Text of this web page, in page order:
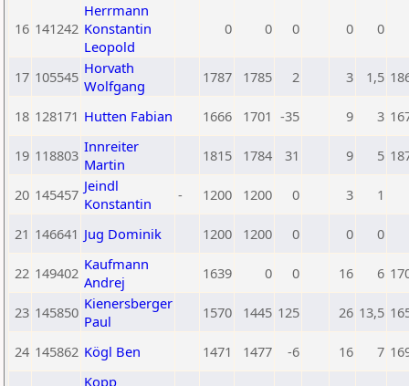
16 141242
Herrmann
Konstantin
Leopold
0 0 0 0 0
17 105545 Horvath
Wolfgang
1787 1785 2 3 1,5
18 128171 Hutten Fabian 1666 1701 -35 9 3
19 118803 Innreiter
Martin
1815 1784 31 9 5
20 145457 Jeindl
Konstantin
- 1200 1200 0 3 1
21 146641 Jug Dominik 1200 1200 0 0 0
22 149402 Kaufmann
Andrej
1639 0 0 16 6
23 145850 Kienersberger
Paul
1570 1445 125 26 13,5
24 145862 Kögl Ben 1471 1477 -6 16 7
Kopp